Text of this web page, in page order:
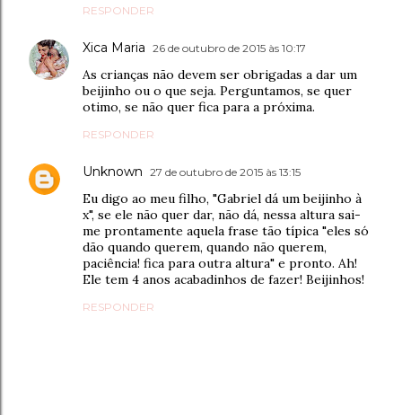
RESPONDER
Xica Maria 26 de outubro de 2015 às 10:17
As crianças não devem ser obrigadas a dar um
beijinho ou o que seja. Perguntamos, se quer
otimo, se não quer fica para a próxima.
RESPONDER
Unknown 27 de outubro de 2015 às 13:15
Eu digo ao meu filho, "Gabriel dá um beijinho à
x", se ele não quer dar, não dá, nessa altura sai-
me prontamente aquela frase tão típica "eles só
dão quando querem, quando não querem,
paciência! fica para outra altura" e pronto. Ah!
Ele tem 4 anos acabadinhos de fazer! Beijinhos!
RESPONDER